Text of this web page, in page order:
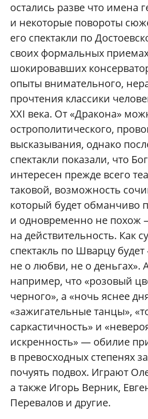
остались разве что имена
и некоторые повороты
его спектакли по
своих формальных
шокировавших
опыты внимательного,
прочтения классики
XXI века. От «Дракона»
острополитического,
высказывания, однако
спектакли показали, что
интересен прежде всего
таковой, возможность
который будет обманчиво
и одновременно не похож
на действительность. Как
спектакль по Шварцу будет
не о любви, не о деньгах».
например, что «розовый
черного», а «ночь яснее
«зажигательные танцы»,
саркастичность» и
искренность» — обилие
в превосходных степенях
почуять подвох. Играют
а также Игорь Верник,
Перевалов и другие.